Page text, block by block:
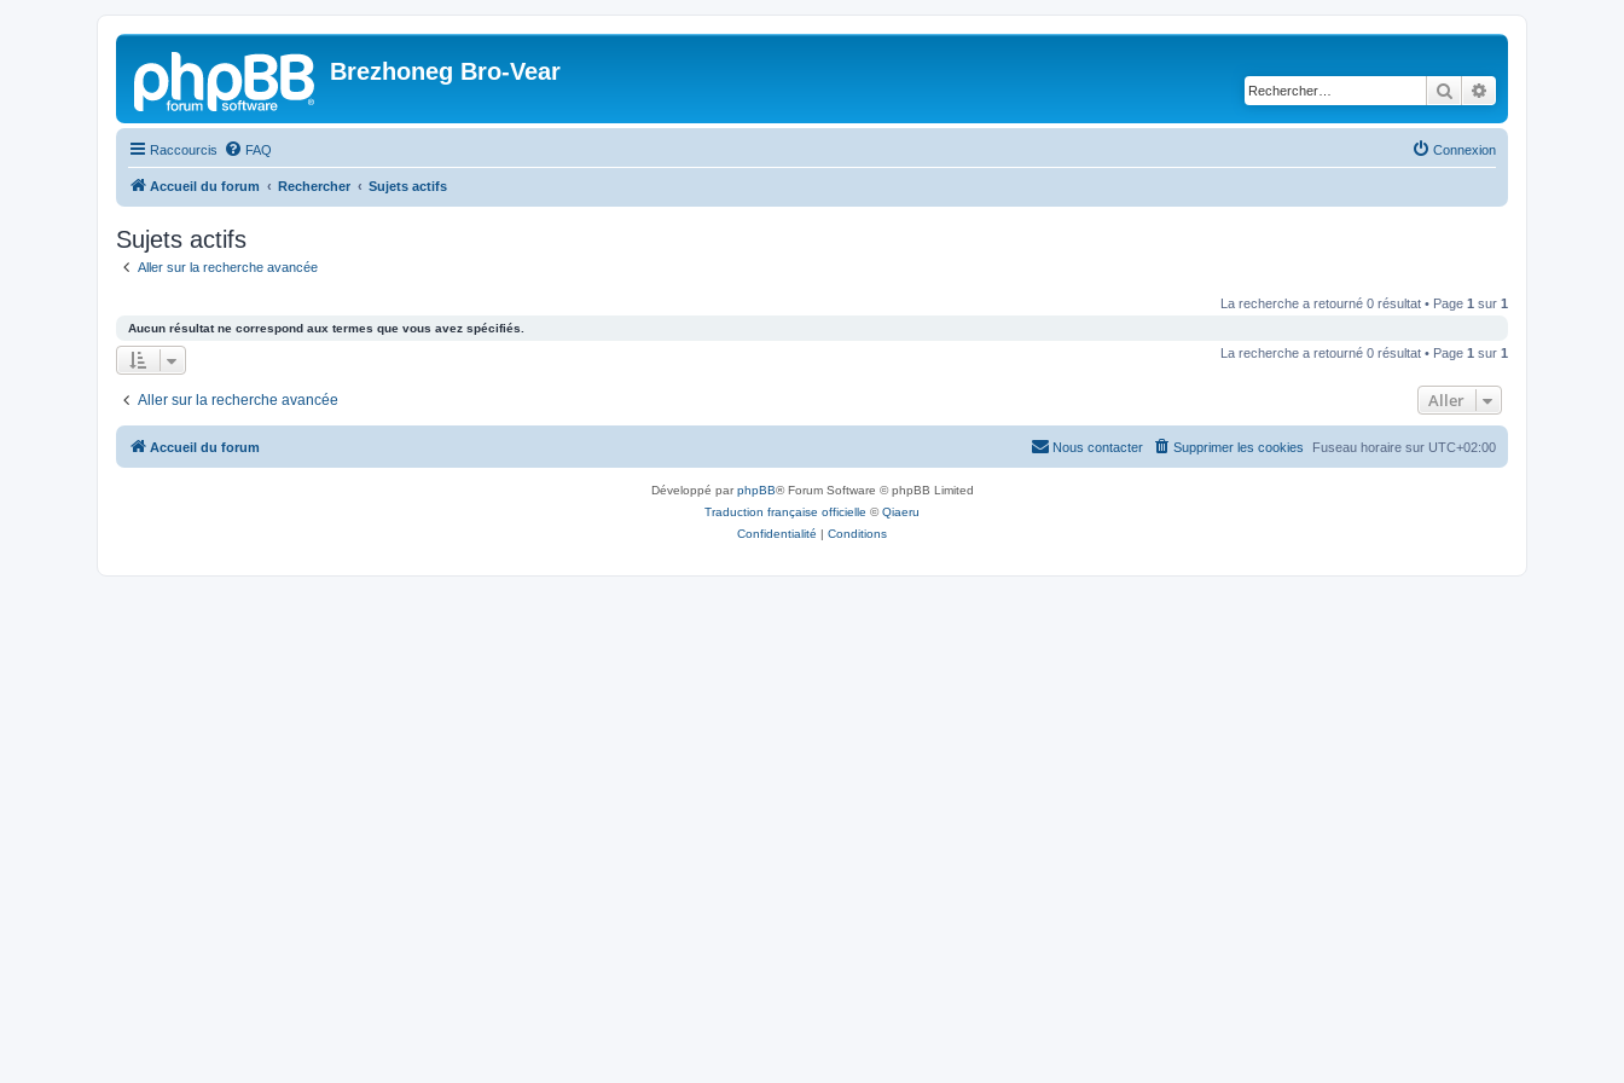
Brezhoneg Bro-Vear
Rechercher
Raccourcis FAQ Connexion
Accueil du forum Rechercher Sujets actifs
Sujets actifs
Aller sur la recherche avancée
La recherche a retourné 0 résultat • Page 1 sur 1
Aucun résultat ne correspond aux termes que vous avez spécifiés.
La recherche a retourné 0 résultat • Page 1 sur 1
Aller sur la recherche avancée Aller
Accueil du forum Fuseau horaire sur UTC+02:00
Supprimer les cookies
Nous contacter
Développé parphpBB® Forum Software © phpBB Limited
Traduction française officielle ©Qiaeru
Confidentialité | Conditions